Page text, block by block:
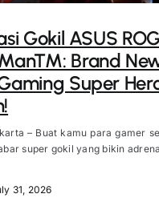
Gokil ASUS
Brand
Super
– Buat kamu para gamer
super gokil yang bikin
31, 2026